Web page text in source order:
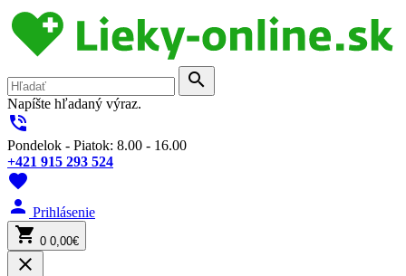
search
Napíšte hľadaný výraz.
phone_in_talk
Pondelok - Piatok: 8.00 - 16.00
+421 915 293 524
favorite
person Prihlásenie
shopping_cart 0 0,00€
close